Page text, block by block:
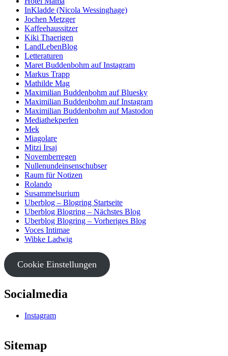
InKladde (Nicola Wessinghage)
Jochen Metzger
Kaffeehaussitzer
Kiki Thaerigen
LandLebenBlog
Letteraturen
Maret Buddenbohm auf Instagram
Markus Trapp
Mathilde Mag
Maximilian Buddenbohm auf Bluesky
Maximilian Buddenbohm auf Instagram
Maximilian Buddenbohm auf Mastodon
Mediathekperlen
Mek
Miagolare
Mitzi Irsaj
Novemberregen
Nullenundeinsenschubser
Raum für Notizen
Rolando
Susammelsurium
Uberblog – Blogring Startseite
Uberblog Blogring – Nächstes Blog
Uberblog Blogring – Vorheriges Blog
Voces Intimae
Wibke Ladwig
Cookie Einstellungen
Socialmedia
Instagram
Sitemap